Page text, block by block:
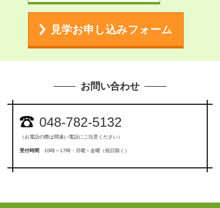
見学お申し込みフォーム
お問い合わせ
048-782-5132
（お電話の際は間違い電話にご注意ください）
受付時間 10時～17時・月曜～金曜（祝日除く）